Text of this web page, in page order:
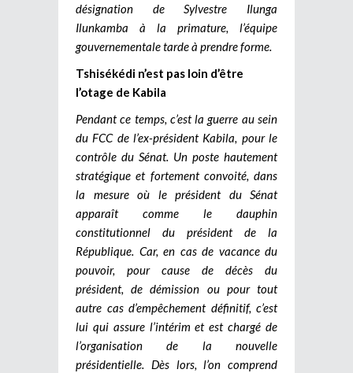
désignation de Sylvestre Ilunga
Ilunkamba à la primature, l’équipe
gouvernementale tarde à prendre forme.
Tshisékédi n’est pas loin d’être
l’otage de Kabila
Pendant ce temps, c’est la guerre au sein
du FCC de l’ex-président Kabila, pour le
contrôle du Sénat. Un poste hautement
stratégique et fortement convoité, dans
la mesure où le président du Sénat
apparaît comme le dauphin
constitutionnel du président de la
République. Car, en cas de vacance du
pouvoir, pour cause de décès du
président, de démission ou pour tout
autre cas d’empêchement définitif, c’est
lui qui assure l’intérim et est chargé de
l’organisation de la nouvelle
présidentielle. Dès lors, l’on comprend